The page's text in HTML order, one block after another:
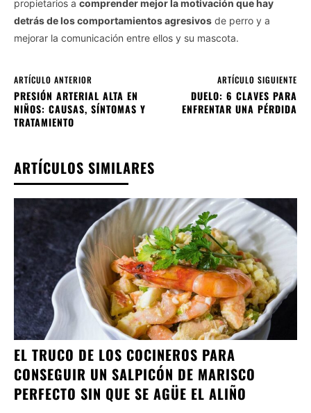
propietarios a comprender mejor la motivación que hay
detrás de los comportamientos agresivos de perro y a
mejorar la comunicación entre ellos y su mascota.
ARTÍCULO ANTERIOR
PRESIÓN ARTERIAL ALTA EN
NIÑOS: CAUSAS, SÍNTOMAS Y
TRATAMIENTO
ARTÍCULO SIGUIENTE
DUELO: 6 CLAVES PARA
ENFRENTAR UNA PÉRDIDA
ARTÍCULOS SIMILARES
EL TRUCO DE LOS COCINEROS PARA
CONSEGUIR UN SALPICÓN DE MARISCO
PERFECTO SIN QUE SE AGÜE EL ALIÑO